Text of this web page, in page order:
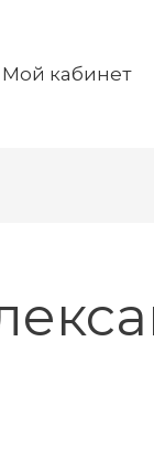
Мой кабинет